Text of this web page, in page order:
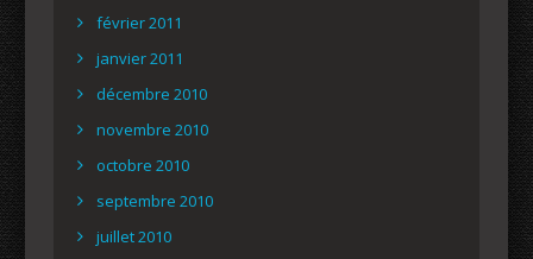
février 2011
janvier 2011
décembre 2010
novembre 2010
octobre 2010
septembre 2010
juillet 2010